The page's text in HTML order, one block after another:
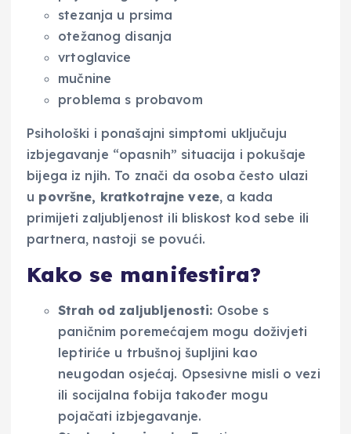
stezanja u prsima
otežanog disanja
vrtoglavice
mučnine
problema s probavom
Psihološki i ponašajni simptomi uključuju
izbjegavanje “opasnih” situacija i pokušaje
bijega iz njih. To znači da osoba često ulazi
u površne, kratkotrajne veze, a kada
primijeti zaljubljenost ili bliskost kod sebe ili
partnera, nastoji se povući.
Kako se manifestira?
Strah od zaljubljenosti: Osobe s
paničnim poremećajem mogu doživjeti
leptiriće u trbušnoj šupljini kao
neugodan osjećaj. Opsesivne misli o vezi
ili socijalna fobija također mogu
pojačati izbjegavanje.